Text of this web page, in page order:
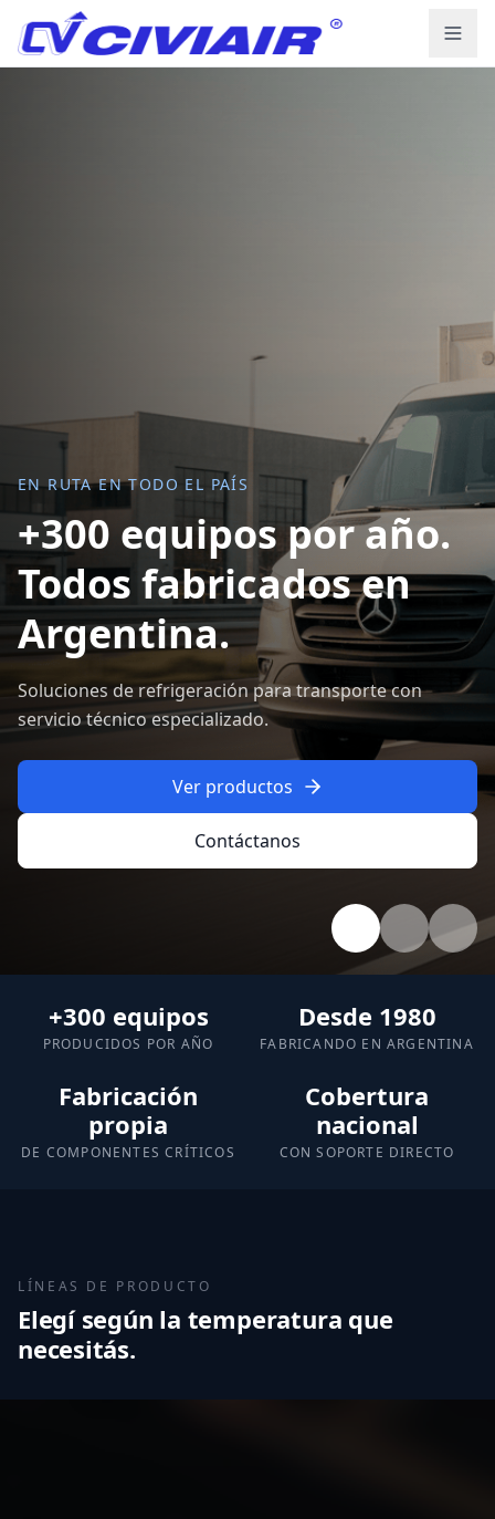
SAN MIGUEL, BUENOS AIRES
Planta propia.
Producción continua
desde 1980.
Ver productos
Contáctanos
+300 equipos
PRODUCIDOS POR AÑO
Desde 1980
FABRICANDO EN ARGENTINA
Fabricación
propia
DE COMPONENTES CRÍTICOS
Cobertura
nacional
CON SOPORTE DIRECTO
LÍNEAS DE PRODUCTO
Elegí según la temperatura que
necesitás.